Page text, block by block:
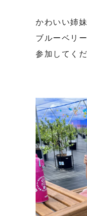
かわいい姉妹
ブルーベリ
参加してく